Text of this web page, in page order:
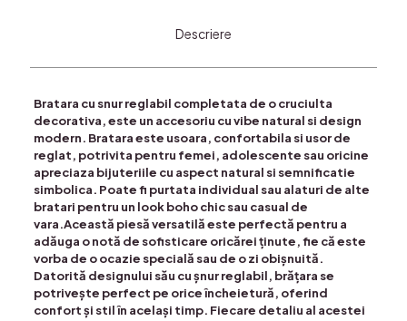
Descriere
Bratara cu snur reglabil completata de o cruciulta
decorativa, este un accesoriu cu vibe natural si design
modern. Bratara este usoara, confortabila si usor de
reglat, potrivita pentru femei, adolescente sau oricine
apreciaza bijuteriile cu aspect natural si semnificatie
simbolica. Poate fi purtata individual sau alaturi de alte
bratari pentru un look boho chic sau casual de
vara.Această piesă versatilă este perfectă pentru a
adăuga o notă de sofisticare oricărei ținute, fie că este
vorba de o ocazie specială sau de o zi obișnuită.
Datorită designului său cu șnur reglabil, brățara se
potrivește perfect pe orice încheietură, oferind
confort și stil în același timp. Fiecare detaliu al acestei